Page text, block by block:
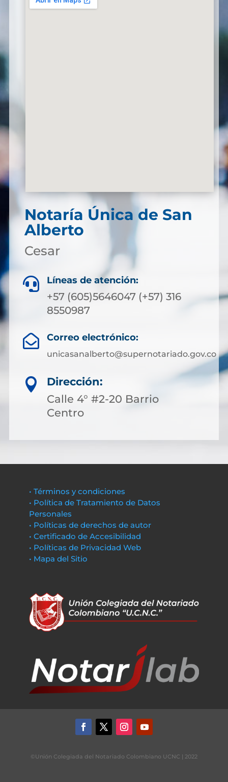
Notaría Única de San
Alberto
Cesar
 Líneas de atención:
+57 (605)5646047 (+57) 316
8550987
 Correo electrónico:
unicasanalberto@supernotariado.gov.co

Dirección:
Calle 4° #2-20 Barrio
Centro
• Términos y condiciones
• Política de Tratamiento de Datos
Personales
• Políticas de derechos de autor
• Certificado de Accesibilidad
• Políticas de Privacidad Web
• Mapa del Sitio
©Unión Colegiada del Notariado Colombiano UCNC | 2022